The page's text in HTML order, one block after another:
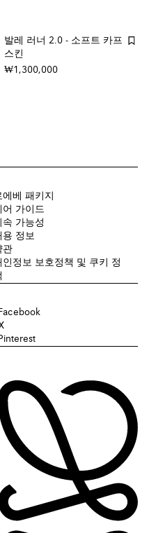
발레 러너 2.0 - 소프트 카프
스킨
₩1,300,000
에베 패키지
어 가이드
속 가능성
용 정보
관
인정보 보호정책 및 쿠키 정
Facebook
Pinterest